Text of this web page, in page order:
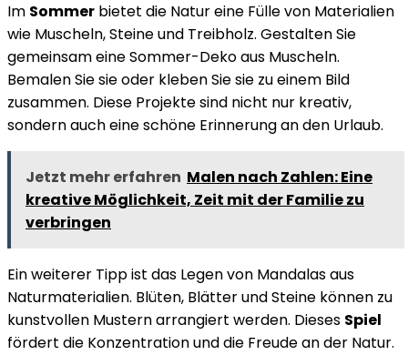
Im Sommer bietet die Natur eine Fülle von Materialien
wie Muscheln, Steine und Treibholz. Gestalten Sie
gemeinsam eine Sommer-Deko aus Muscheln.
Bemalen Sie sie oder kleben Sie sie zu einem Bild
zusammen. Diese Projekte sind nicht nur kreativ,
sondern auch eine schöne Erinnerung an den Urlaub.
Jetzt mehr erfahren Malen nach Zahlen: Eine
kreative Möglichkeit, Zeit mit der Familie zu
verbringen
Ein weiterer Tipp ist das Legen von Mandalas aus
Naturmaterialien. Blüten, Blätter und Steine können zu
kunstvollen Mustern arrangiert werden. Dieses Spiel
fördert die Konzentration und die Freude an der Natur.